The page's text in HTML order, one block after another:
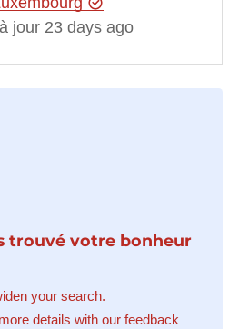
jour 23 days ago
trouvé votre bonheur
your search.
details with our feedback